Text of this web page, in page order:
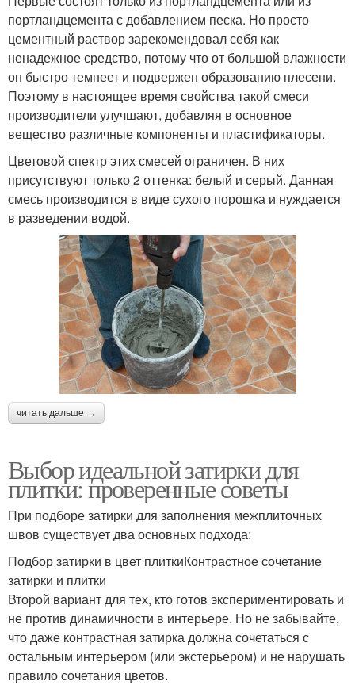
портландцемента с добавлением песка. Но просто
цементный раствор зарекомендовал себя как
ненадежное средство, потому что от большой влажности
он быстро темнеет и подвержен образованию плесени.
Поэтому в настоящее время свойства такой смеси
производители улучшают, добавляя в основное
вещество различные компоненты и пластификаторы.
Цветовой спектр этих смесей ограничен. В них
присутствуют только 2 оттенка: белый и серый. Данная
смесь производится в виде сухого порошка и нуждается
в разведении водой.
читать дальше →
Выбор идеальной затирки для
плитки: проверенные советы
При подборе затирки для заполнения межплиточных
швов существует два основных подхода:
Подбор затирки в цвет плиткиКонтрастное сочетание
затирки и плитки
Второй вариант для тех, кто готов экспериментировать и
не против динамичности в интерьере. Но не забывайте,
что даже контрастная затирка должна сочетаться с
остальным интерьером (или экстерьером) и не нарушать
правило сочетания цветов.